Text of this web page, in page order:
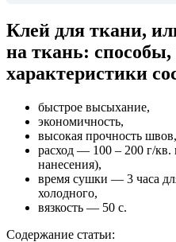
Клей для ткани,
на ткань:
характеристики
быстрое высыхание,
экономичность,
высокая прочность швов,
расход — 100 – 200 г/кв.
нанесения),
время сушки — 3 часа
холодного,
вязкость — 50 с.
Содержание статьи: